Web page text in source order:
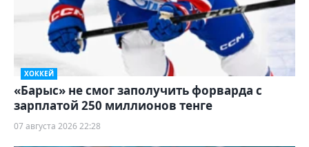
ХОККЕЙ
«Барыс» не смог заполучить форварда с
зарплатой 250 миллионов тенге
07 августа 2026 22:28